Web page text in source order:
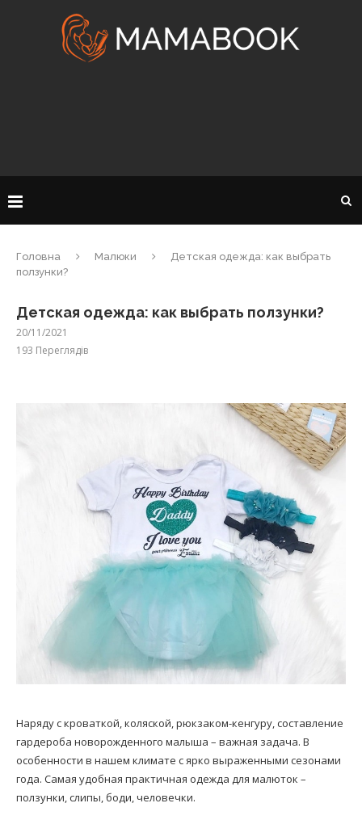
Головна Малюки
Детская одежда: как выбрать
ползунки?
Детская одежда: как выбрать ползунки?
20/11/2021
193 Переглядів
Наряду с кроваткой, коляской, рюкзаком-кенгуру, составление
гардероба новорожденного малыша – важная задача. В
особенности в нашем климате с ярко выраженными сезонами
года. Самая удобная практичная одежда для малюток –
ползунки, слипы, боди, человечки.